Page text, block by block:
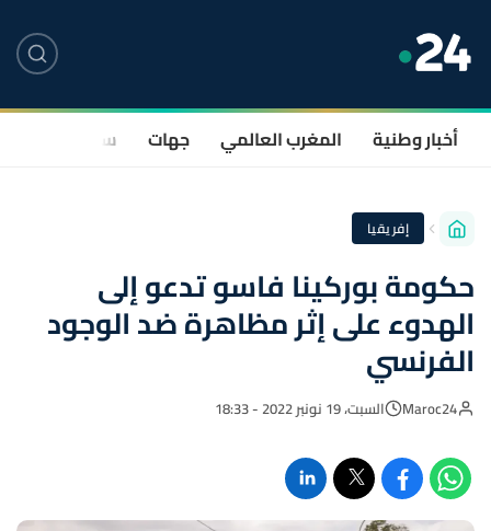
أخبار وطنية المغرب العالمي جهات سياسة
إفريقيا
حكومة بوركينا فاسو تدعو إلى
الهدوء على إثر مظاهرة ضد الوجود
الفرنسي
Maroc24 السبت، 19 نونبر 2022 - 18:33